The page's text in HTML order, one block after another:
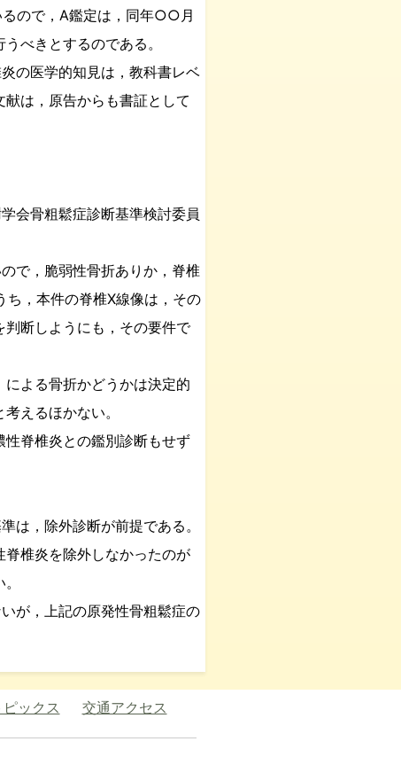
ので，A鑑定は，同年○○月
べきとするのである。
の医学的知見は，教科書レベ
は，原告からも書証として
会骨粗鬆症診断基準検討委員
で，脆弱性骨折ありか，脊椎
ち，本件の脊椎X線像は，その
断しようにも，その要件で
よる骨折かどうかは決定的
えるほかない。
脊椎炎との鑑別診断もせず
は，除外診断が前提である。
椎炎を除外しなかったのが
が，上記の原発性骨粗鬆症の
ピックス
交通アクセス